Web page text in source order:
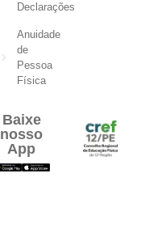
Declarações
Anuidade
de
Pessoa
Física
Baixe
nosso
App